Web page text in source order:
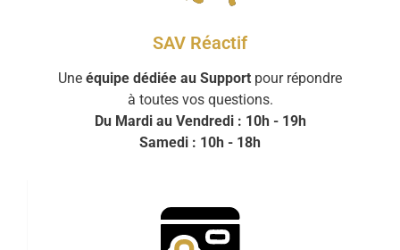
SAV Réactif
Une équipe dédiée au Support pour répondre
à toutes vos questions.
Du Mardi au Vendredi : 10h - 19h
Samedi : 10h - 18h